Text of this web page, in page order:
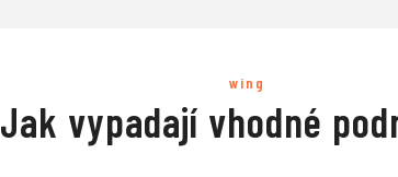
wing
Jak vypadají vhodné